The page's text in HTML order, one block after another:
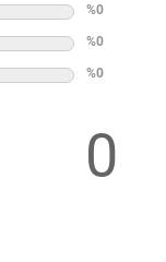
%0
%0
%0
0